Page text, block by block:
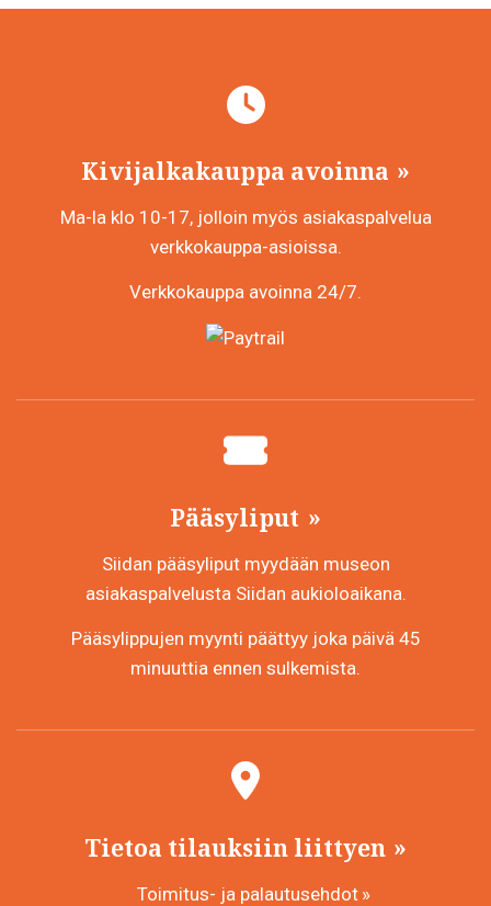
Kivijalkakauppa avoinna
Ma-la klo 10-17, jolloin myös asiakaspalvelua
verkkokauppa-asioissa.
Verkkokauppa avoinna 24/7.
Pääsyliput
Siidan pääsyliput myydään museon
asiakaspalvelusta Siidan aukioloaikana.
Pääsylippujen myynti päättyy joka päivä 45
minuuttia ennen sulkemista.
Tietoa tilauksiin liittyen
Toimitus- ja palautusehdot